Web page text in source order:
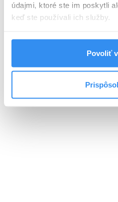
údajmi, ktoré ste im poskytli
keď ste používali ich služby.
Povoliť